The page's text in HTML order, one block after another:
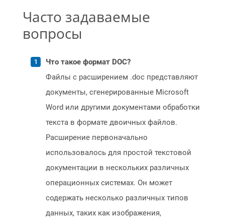
Часто задаваемые
вопросы
Что такое формат DOC?
Файлы с расширением .doc представляют
документы, сгенерированные Microsoft
Word или другими документами обработки
текста в формате двоичных файлов.
Расширение первоначально
использовалось для простой текстовой
документации в нескольких различных
операционных системах. Он может
содержать несколько различных типов
данных, таких как изображения,